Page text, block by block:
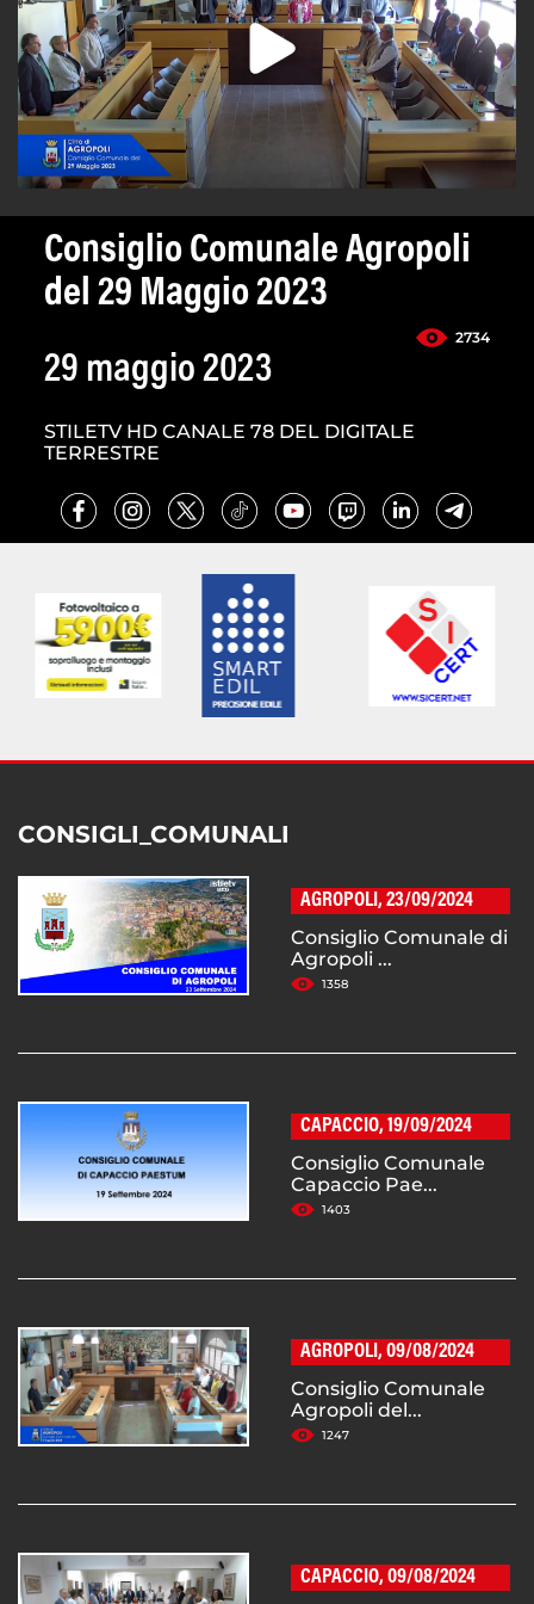
Consiglio Comunale Agropoli
del 29 Maggio 2023
2734
29 maggio 2023
STILETV HD CANALE 78 DEL DIGITALE
TERRESTRE
CONSIGLI_COMUNALI
AGROPOLI, 23/09/2024
Consiglio Comunale di
Agropoli ...
1358
CAPACCIO, 19/09/2024
Consiglio Comunale
Capaccio Pae...
1403
AGROPOLI, 09/08/2024
Consiglio Comunale
Agropoli del...
1247
CAPACCIO, 09/08/2024